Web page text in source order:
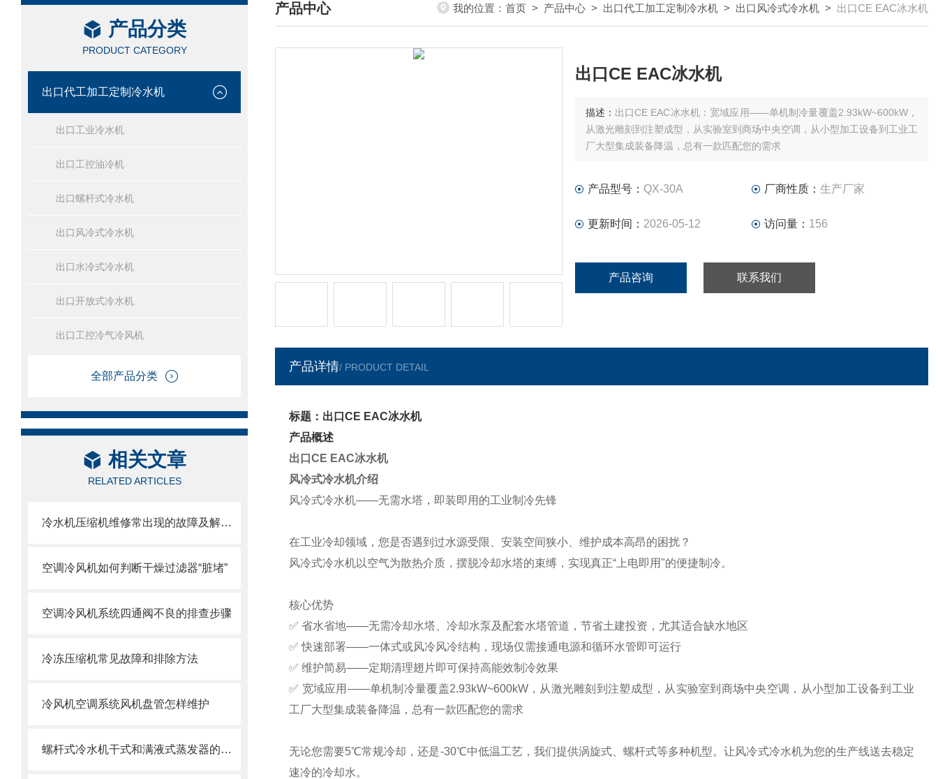
产品分类
PRODUCT CATEGORY
出口代工加工定制冷水机
出口工业冷水机
出口工控油冷机
出口螺杆式冷水机
出口风冷式冷水机
出口水冷式冷水机
出口开放式冷水机
出口工控冷气冷风机
全部产品分类
相关文章
RELATED ARTICLES
冷水机压缩机维修常出现的故障及解决对策解析
空调冷风机如何判断干燥过滤器“脏堵”
空调冷风机系统四通阀不良的排查步骤
冷冻压缩机常见故障和排除方法
冷风机空调系统风机盘管怎样维护
螺杆式冷水机干式和满液式蒸发器的优缺点
产品中心
/ PRODUCTS CENTER
我的位置： 首页 > 产品中心 > 出口代工加工定制冷水机 > 出口风冷式冷水机 > 出口CE EAC冰水机
出口CE EAC冰水机
描述： 出口CE EAC冰水机：宽域应用——单机制冷量覆盖2.93kW~600kW，
从激光雕刻到注塑成型，从实验室到商场中央空调，从小型加工设备到工业工
厂大型集成装备降温，总有一款匹配您的需求
产品型号： QX-30A 厂商性质： 生产厂家
更新时间： 2026-05-12 访问量： 156
产品咨询 联系我们
产品详情/ PRODUCT DETAIL
标题：出口CE EAC冰水机
产品概述
出口CE EAC冰水机
风冷式冷水机介绍
风冷式冷水机——无需水塔，即装即用的工业制冷先锋
在工业冷却领域，您是否遇到过水源受限、安装空间狭小、维护成本高昂的困扰？
风冷式冷水机以空气为散热介质，摆脱冷却水塔的束缚，实现真正“上电即用"的便捷制冷。
核心优势
✅ 省水省地——无需冷却水塔、冷却水泵及配套水塔管道，节省土建投资，尤其适合缺水地区
✅ 快速部署——一体式或风冷风冷结构，现场仅需接通电源和循环水管即可运行
✅ 维护简易——定期清理翅片即可保持高能效制冷效果
✅ 宽域应用——单机制冷量覆盖2.93kW~600kW，从激光雕刻到注塑成型，从实验室到商场中央空调，从小型加工设备到工业
工厂大型集成装备降温，总有一款匹配您的需求
无论您需要5℃常规冷却，还是-30℃中低温工艺，我们提供涡旋式、螺杆式等多种机型。让风冷式冷水机为您的生产线送去稳定
速冷的冷却水。